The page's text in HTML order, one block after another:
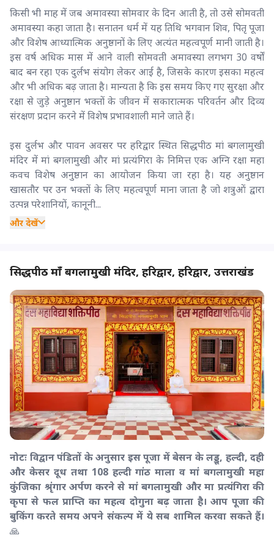
किसी भी माह में जब अमावस्या सोमवार के दिन आती है, तो उसे सोमवती
अमावस्या कहा जाता है। सनातन धर्म में यह तिथि भगवान शिव, पितृ पूजा
और विशेष आध्यात्मिक अनुष्ठानों के लिए अत्यंत महत्वपूर्ण मानी जाती है।
इस वर्ष अधिक मास में आने वाली सोमवती अमावस्या लगभग 30 वर्षों
बाद बन रहा एक दुर्लभ संयोग लेकर आई है, जिसके कारण इसका महत्व
और भी अधिक बढ़ जाता है। मान्यता है कि इस समय किए गए सुरक्षा और
रक्षा से जुड़े अनुष्ठान भक्तों के जीवन में सकारात्मक परिवर्तन और दिव्य
संरक्षण प्रदान करने में विशेष प्रभावशाली माने जाते हैं।
इस दुर्लभ और पावन अवसर पर हरिद्वार स्थित सिद्धपीठ मां बगलामुखी
मंदिर में मां बगलामुखी और मां प्रत्यंगिरा के निमित्त एक अग्नि रक्षा महा
कवच विशेष अनुष्ठान का आयोजन किया जा रहा है। यह अनुष्ठान
खासतौर पर उन भक्तों के लिए महत्वपूर्ण माना जाता है जो शत्रुओं द्वारा
उत्पन्न परेशानियों, कानूनी...
और देखें
सिद्धपीठ माँ बगलामुखी मंदिर, हरिद्वार, हरिद्वार, उत्तराखंड
नोटः विद्वान पंडितों के अनुसार इस पूजा में बेसन के लड्डू, हल्दी, दही
और केसर दूध तथा 108 हल्दी गांठ माला व मां बगलामुखी महा
कुंजिका श्रृंगार अर्पण करने से मां बगलामुखी और मा प्रत्यंगिरा की
कृपा से फल प्राप्ति का महत्व दोगुना बढ़ जाता है। आप पूजा की
बुकिंग करते समय अपने संकल्प में ये सब शामिल करवा सकते हैं।
🙏